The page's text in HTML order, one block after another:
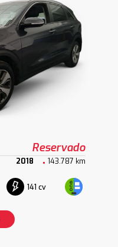
Reservado
2018 143.787 km
141 cv